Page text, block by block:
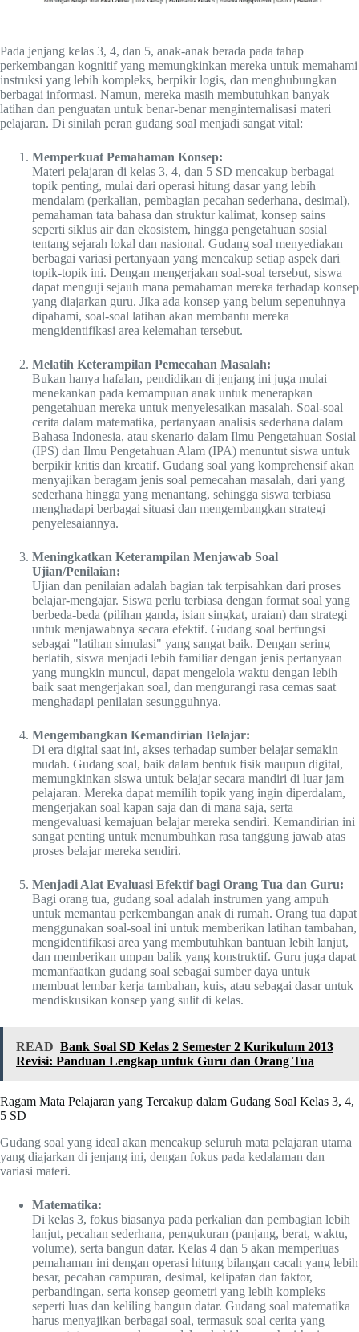
Pada jenjang kelas 3, 4, dan 5, anak-anak berada pada tahap
perkembangan kognitif yang memungkinkan mereka untuk memahami
instruksi yang lebih kompleks, berpikir logis, dan menghubungkan
berbagai informasi. Namun, mereka masih membutuhkan banyak
latihan dan penguatan untuk benar-benar menginternalisasi materi
pelajaran. Di sinilah peran gudang soal menjadi sangat vital:
Memperkuat Pemahaman Konsep:
Materi pelajaran di kelas 3, 4, dan 5 SD mencakup berbagai
topik penting, mulai dari operasi hitung dasar yang lebih
mendalam (perkalian, pembagian pecahan sederhana, desimal),
pemahaman tata bahasa dan struktur kalimat, konsep sains
seperti siklus air dan ekosistem, hingga pengetahuan sosial
tentang sejarah lokal dan nasional. Gudang soal menyediakan
berbagai variasi pertanyaan yang mencakup setiap aspek dari
topik-topik ini. Dengan mengerjakan soal-soal tersebut, siswa
dapat menguji sejauh mana pemahaman mereka terhadap konsep
yang diajarkan guru. Jika ada konsep yang belum sepenuhnya
dipahami, soal-soal latihan akan membantu mereka
mengidentifikasi area kelemahan tersebut.
Melatih Keterampilan Pemecahan Masalah:
Bukan hanya hafalan, pendidikan di jenjang ini juga mulai
menekankan pada kemampuan anak untuk menerapkan
pengetahuan mereka untuk menyelesaikan masalah. Soal-soal
cerita dalam matematika, pertanyaan analisis sederhana dalam
Bahasa Indonesia, atau skenario dalam Ilmu Pengetahuan Sosial
(IPS) dan Ilmu Pengetahuan Alam (IPA) menuntut siswa untuk
berpikir kritis dan kreatif. Gudang soal yang komprehensif akan
menyajikan beragam jenis soal pemecahan masalah, dari yang
sederhana hingga yang menantang, sehingga siswa terbiasa
menghadapi berbagai situasi dan mengembangkan strategi
penyelesaiannya.
Meningkatkan Keterampilan Menjawab Soal
Ujian/Penilaian:
Ujian dan penilaian adalah bagian tak terpisahkan dari proses
belajar-mengajar. Siswa perlu terbiasa dengan format soal yang
berbeda-beda (pilihan ganda, isian singkat, uraian) dan strategi
untuk menjawabnya secara efektif. Gudang soal berfungsi
sebagai "latihan simulasi" yang sangat baik. Dengan sering
berlatih, siswa menjadi lebih familiar dengan jenis pertanyaan
yang mungkin muncul, dapat mengelola waktu dengan lebih
baik saat mengerjakan soal, dan mengurangi rasa cemas saat
menghadapi penilaian sesungguhnya.
Mengembangkan Kemandirian Belajar:
Di era digital saat ini, akses terhadap sumber belajar semakin
mudah. Gudang soal, baik dalam bentuk fisik maupun digital,
memungkinkan siswa untuk belajar secara mandiri di luar jam
pelajaran. Mereka dapat memilih topik yang ingin diperdalam,
mengerjakan soal kapan saja dan di mana saja, serta
mengevaluasi kemajuan belajar mereka sendiri. Kemandirian ini
sangat penting untuk menumbuhkan rasa tanggung jawab atas
proses belajar mereka sendiri.
Menjadi Alat Evaluasi Efektif bagi Orang Tua dan Guru:
Bagi orang tua, gudang soal adalah instrumen yang ampuh
untuk memantau perkembangan anak di rumah. Orang tua dapat
menggunakan soal-soal ini untuk memberikan latihan tambahan,
mengidentifikasi area yang membutuhkan bantuan lebih lanjut,
dan memberikan umpan balik yang konstruktif. Guru juga dapat
memanfaatkan gudang soal sebagai sumber daya untuk
membuat lembar kerja tambahan, kuis, atau sebagai dasar untuk
mendiskusikan konsep yang sulit di kelas.
READ Bank Soal SD Kelas 2 Semester 2 Kurikulum 2013
Revisi: Panduan Lengkap untuk Guru dan Orang Tua
Ragam Mata Pelajaran yang Tercakup dalam Gudang Soal Kelas 3, 4,
5 SD
Gudang soal yang ideal akan mencakup seluruh mata pelajaran utama
yang diajarkan di jenjang ini, dengan fokus pada kedalaman dan
variasi materi.
Matematika:
Di kelas 3, fokus biasanya pada perkalian dan pembagian lebih
lanjut, pecahan sederhana, pengukuran (panjang, berat, waktu,
volume), serta bangun datar. Kelas 4 dan 5 akan memperluas
pemahaman ini dengan operasi hitung bilangan cacah yang lebih
besar, pecahan campuran, desimal, kelipatan dan faktor,
perbandingan, serta konsep geometri yang lebih kompleks
seperti luas dan keliling bangun datar. Gudang soal matematika
harus menyajikan berbagai soal, termasuk soal cerita yang